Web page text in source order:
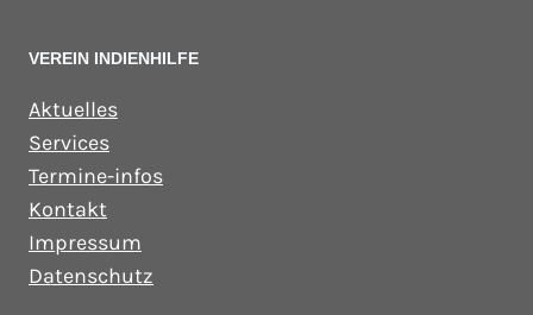
VEREIN INDIENHILFE
Aktuelles
Services
Termine-infos
Kontakt
Impressum
Datenschutz